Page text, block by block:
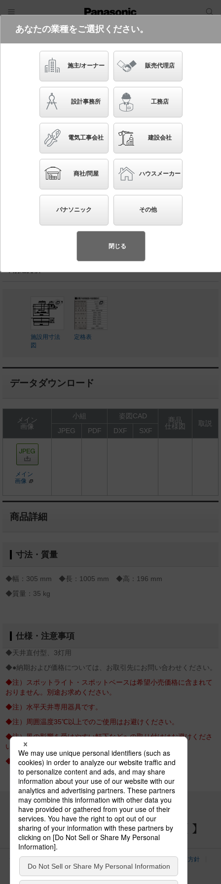
電気・建築設備（ビジネス）
フリーワード
品番・キーワード
かんたん照度計算
YBX06920 -121
天井直付型 スポットライトライト用オートリフター
適で先進的な照明環境をご提案する商品群です）
◆別途見積
施設用寸法
図
定格表
データダウンロード
メイン
画像
小組 姿図CAD
商品
仕様図
取説
JPEG
PDF DXF SXF
メイン
画像
商品詳細
寸法・質量
◆幅：305 mm ◆長：1005 mm ◆高：196 mm
◆質量：35 kg
仕様・注意事項
◆天井直付型、3灯用
◆●納期および価格については、お取引先にお問い合わせください。
◆注）スポットライト・スポットベースは希望小売価格に含まれて
おりません。別途お求めください。
◆注）水平天井専用器具です。
◆注）周囲温度35℃以上でのご使用はお避けください。
◆注）風の影響を受けやすい軒下などへの取り付けはお避けくださ
い。
◆注）制御盤、操作盤は100V加工が必要となります。
パナソニックの電気設備 SNSアカウント
サイトのご利用にあたって クッキーポリシー
個人情報保護方針
パナソニック ホールディングス
あなたの業種をご選択ください。
施主/オーナー 販売代理店
設計事務所 工務店
電気工事会社 建設会社
商社/問屋 ハウスメーカー
パナソニック その他
閉じる